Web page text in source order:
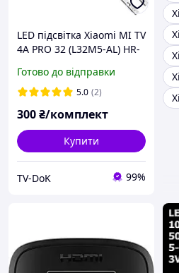
LED підсвітка Xiaomi MI TV
4A PRO 32 (L32M5-AL) HR-
K 4C-LB320T-HR9 GS-AL2
94V-0 1832-G E257384
Готово до відправки
5.0 (2)
300₴/комплект
Купити
TV-DoK 99%